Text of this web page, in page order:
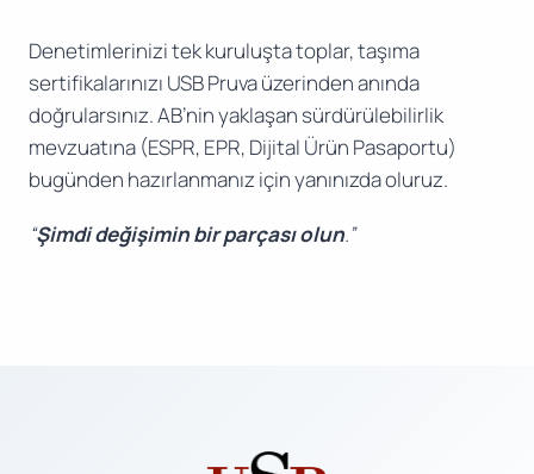
Denetimlerinizi tek kuruluşta toplar, taşıma
sertifikalarınızı USB Pruva üzerinden anında
doğrularsınız. AB’nin yaklaşan sürdürülebilirlik
mevzuatına (ESPR, EPR, Dijital Ürün Pasaportu)
bugünden hazırlanmanız için yanınızda oluruz.
“Şimdi değişimin bir parçası olun.”